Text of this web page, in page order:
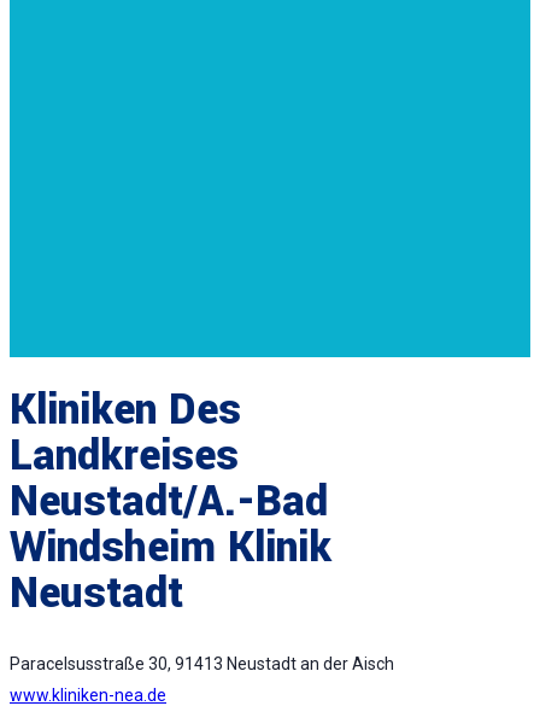
Kliniken Des
Landkreises
Neustadt/A.-Bad
Windsheim Klinik
Neustadt
Paracelsusstraße 30, 91413 Neustadt an der Aisch
www.kliniken-nea.de